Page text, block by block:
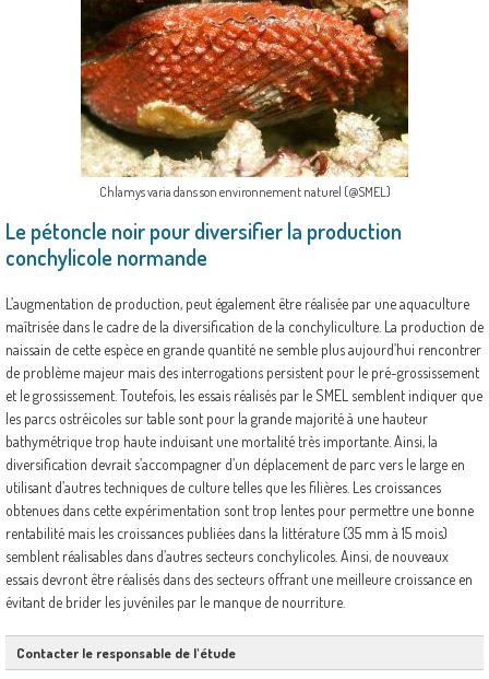
Chlamys varia dans son environnement naturel (@SMEL)
Le pétoncle noir pour diversifier la production
conchylicole normande
L’augmentation de production, peut également être réalisée par une aquaculture
maîtrisée dans le cadre de la diversification de la conchyliculture. La production de
naissain de cette espèce en grande quantité ne semble plus aujourd’hui rencontrer
de problème majeur mais des interrogations persistent pour le pré-grossissement
et le grossissement. Toutefois, les essais réalisés par le SMEL semblent indiquer que
les parcs ostréicoles sur table sont pour la grande majorité à une hauteur
bathymétrique trop haute induisant une mortalité très importante. Ainsi, la
diversification devrait s’accompagner d’un déplacement de parc vers le large en
utilisant d’autres techniques de culture telles que les filières. Les croissances
obtenues dans cette expérimentation sont trop lentes pour permettre une bonne
rentabilité mais les croissances publiées dans la littérature (35 mm à 15 mois)
semblent réalisables dans d’autres secteurs conchylicoles. Ainsi, de nouveaux
essais devront être réalisés dans des secteurs offrant une meilleure croissance en
évitant de brider les juvéniles par le manque de nourriture.
Contacter le responsable de l'étude